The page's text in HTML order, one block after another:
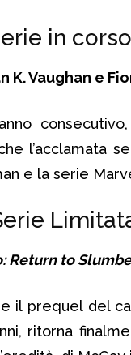
in corso
K. Vaughan e
consecutivo,
l’acclamata
e la serie
Return to
il prequel del
ritorna